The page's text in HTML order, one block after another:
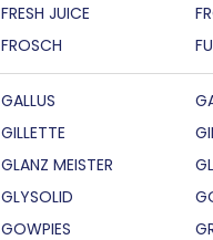
FRESH JUICE
FROSCH
GALLUS
GILLETTE
GLANZ MEISTER
GLYSOLID
GOWPIES